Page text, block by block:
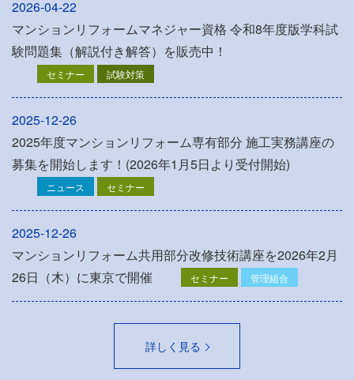
2026-04-22
マンションリフォームマネジャー資格 令和8年度版学科試
験問題集（解説付き解答）を販売中！
セミナー 試験対策
2025-12-26
2025年度マンションリフォーム専有部分 施工実務講座の
募集を開始します！(2026年1月5日より受付開始)
ニュース セミナー
2025-12-26
マンションリフォーム共用部分改修技術講座を2026年2月
26日（木）に東京で開催
セミナー 管理組合
詳しく見る